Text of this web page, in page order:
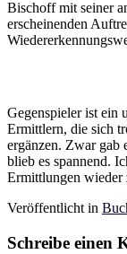
Bischoff mit seiner
erscheinenden
Gegenspieler ist ein
Ermittlern, die sich
ergänzen. Zwar gab
blieb es spannend.
Ermittlungen wieder
Veröffentlicht in
Schreibe einen